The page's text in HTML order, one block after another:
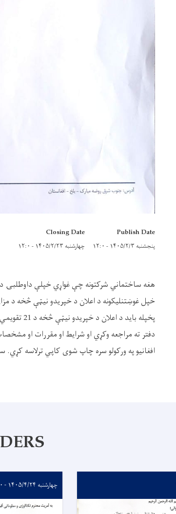
Publish Date
پنجشنبه ۱۴۰۵/۲/۳ - ۱۲:۰
Closing Date
چهارشنبه ۱۴۰۵/۲/۲۳ - ۱۲:۰
هغه ساختماني شرکتونه چې غواړي خپلې داوطلبۍ د
خپل غوښتنلیکونه د اعلان د خپریدو نیټې څخه د
پخپله
افغانیو په ورکولو سره چاپ شوی کاپي ترلاسه کړي.
چهارشنبه ۱۴۰۵/۴/۲۴ - ۲۱:۳۰